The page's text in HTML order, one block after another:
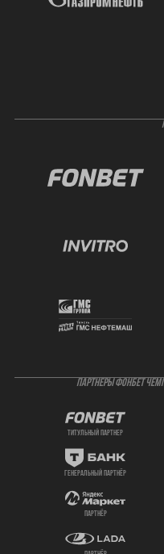
ПАРТНЕРЫ ФОНБЕТ
титульный партнер
генеральный партнёр
партнёр